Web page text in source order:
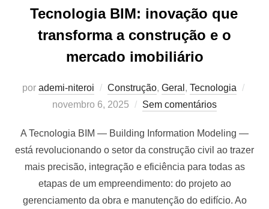
Tecnologia BIM: inovação que
transforma a construção e o
mercado imobiliário
por ademi-niteroi Construção, Geral , Tecnologia
novembro 6, 2025 Sem comentários
A Tecnologia BIM — Building Information Modeling —
está revolucionando o setor da construção civil ao trazer
mais precisão, integração e eficiência para todas as
etapas de um empreendimento: do projeto ao
gerenciamento da obra e manutenção do edifício. Ao